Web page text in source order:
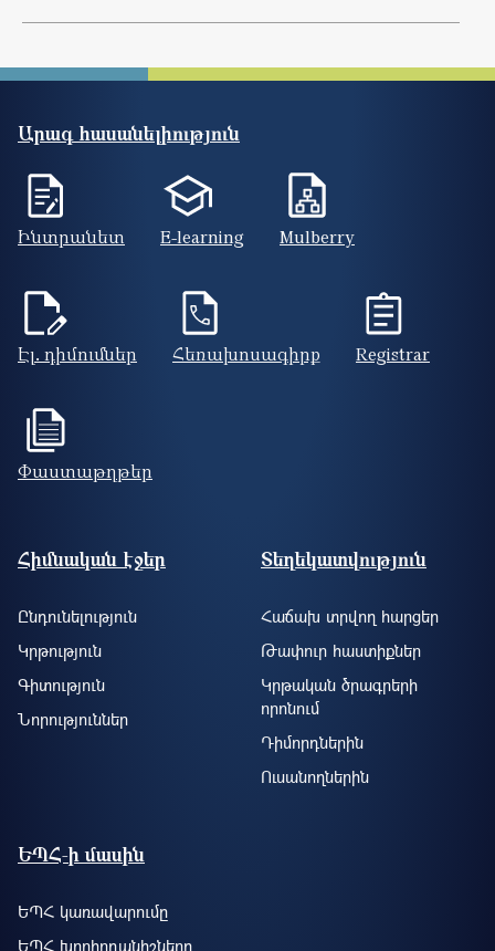
Արագ հասանելիություն
Ինտրանետ E-learning Mulberry
Էլ. դիմումներ Հեռախոսագիրք Registrar
Փաստաթղթեր
Footer site information
Հիմնական էջեր
Ընդունելություն
Կրթություն
Գիտություն
Նորություններ
Տեղեկատվություն
Հաճախ տրվող հարցեր
Թափուր հաստիքներ
Կրթական ծրագրերի
որոնում
Դիմորդներին
Ուսանողներին
ԵՊՀ-ի մասին
ԵՊՀ կառավարումը
ԵՊՀ խորհրդանիշները